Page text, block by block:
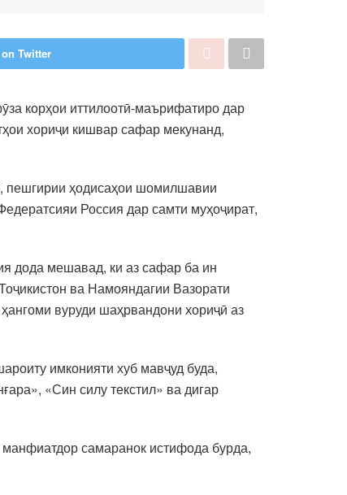
Twitter
корҳои иттилоотӣ-маърифатиро дар
хориҷи кишвар сафар мекунанд,
пешгирии ҳодисаҳои шомилшавии
Россия дар самти муҳоҷират,
дода мешавад, ки аз сафар ба ин
ва Намояндагии Вазорати
вуруди шаҳрвандони хориҷӣ аз
имконияти хуб мавҷуд буда,
«Син силу текстил» ва дигар
самаранок истифода бурда,